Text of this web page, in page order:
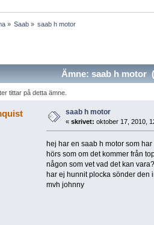
» Saab» saab h motor
Ämne: saab h motor
tittar på detta ämne.
saab h motor
« skrivet: oktober 17, 2010,
hej har en saab h motor som
hörs som om det kommer från
någon som vet vad det kan vara?
har ej hunnit plocka sönder den
mvh johnny